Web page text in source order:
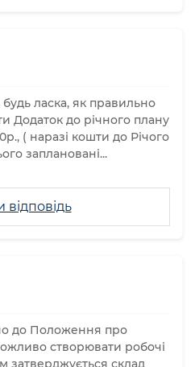
відповідь
ласка, як правильно
Додаток до річного плану
( наразі кошти до Річого
заплановані...
до Положення про
створювати робочі
затверджується склад